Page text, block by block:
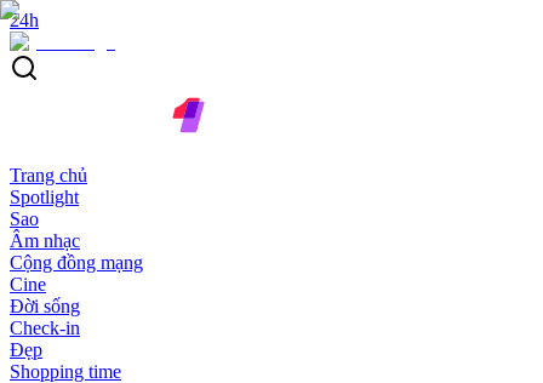
24h
Trang chủ
Spotlight
Sao
Âm nhạc
Cộng đồng mạng
Cine
Đời sống
Check-in
Đẹp
Shopping time